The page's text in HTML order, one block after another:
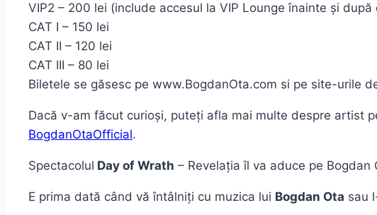
VIP2 – 200 lei (include accesul la VIP Lounge înainte și
CAT I – 150 lei
CAT II – 120 lei
CAT III – 80 lei
Biletele se găsesc pe www.BogdanOta.com si pe site-
Dacă v-am făcut curioși, puteți afla mai multe despre artist
BogdanOtaOfficial.
Spectacolul Day of Wrath – Revelația îl va aduce pe Bogdan
E prima dată când vă întâlniți cu muzica lui Bogdan Ota sau